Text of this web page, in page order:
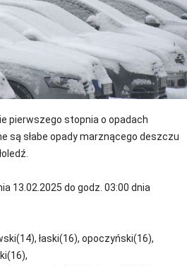
pierwszego stopnia o opadach
są słabe opady marznącego deszczu
13.02.2025 do godz. 03:00 dnia
łaski(16), opoczyński(16),